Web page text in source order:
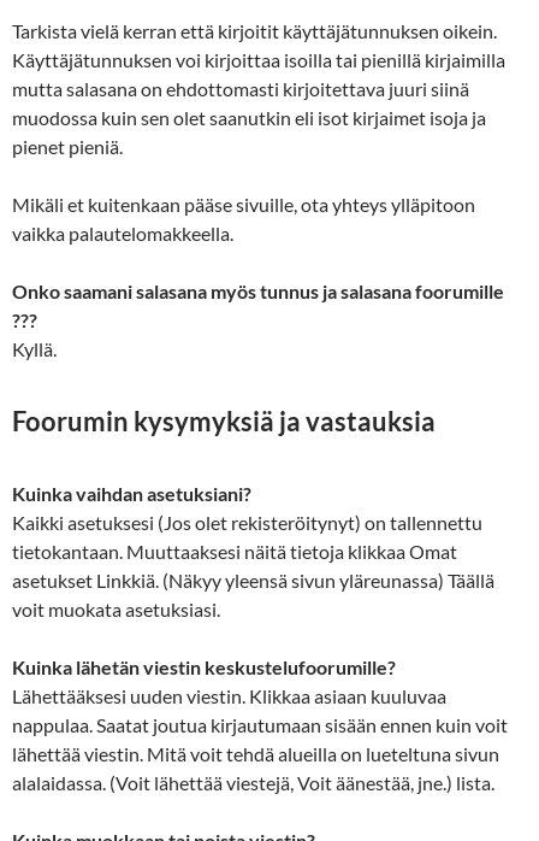
Tarkista vielä kerran että kirjoitit käyttäjätunnuksen oikein.
Käyttäjätunnuksen voi kirjoittaa isoilla tai pienillä kirjaimilla
mutta salasana on ehdottomasti kirjoitettava juuri siinä
muodossa kuin sen olet saanutkin eli isot kirjaimet isoja ja
pienet pieniä.
Mikäli et kuitenkaan pääse sivuille, ota yhteys ylläpitoon
vaikka palautelomakkeella.
Onko saamani salasana myös tunnus ja salasana foorumille
???
Kyllä.
Foorumin kysymyksiä ja vastauksia
Kuinka vaihdan asetuksiani?
Kaikki asetuksesi (Jos olet rekisteröitynyt) on tallennettu
tietokantaan. Muuttaaksesi näitä tietoja klikkaa Omat
asetukset Linkkiä. (Näkyy yleensä sivun yläreunassa) Täällä
voit muokata asetuksiasi.
Kuinka lähetän viestin keskustelufoorumille?
Lähettääksesi uuden viestin. Klikkaa asiaan kuuluvaa
nappulaa. Saatat joutua kirjautumaan sisään ennen kuin voit
lähettää viestin. Mitä voit tehdä alueilla on lueteltuna sivun
alalaidassa. (Voit lähettää viestejä, Voit äänestää, jne.) lista.